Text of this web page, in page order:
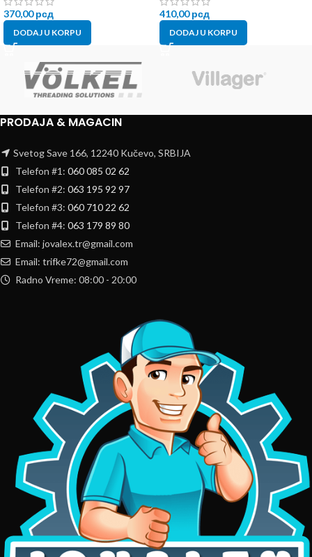
370,00рсд
DODAJ U KORPU
410,00рсд
DODAJ U KORPU
PRODAJA & MAGACIN
Svetog Save 166, 12240 Kučevo, SRBIJA
Telefon #1: 060 085 02 62
Telefon #2: 063 195 92 97
Telefon #3: 060 710 22 62
Telefon #4: 063 179 89 80
Email: jovalex.tr@gmail.com
Email: trifke72@gmail.com
Radno Vreme: 08:00 - 20:00